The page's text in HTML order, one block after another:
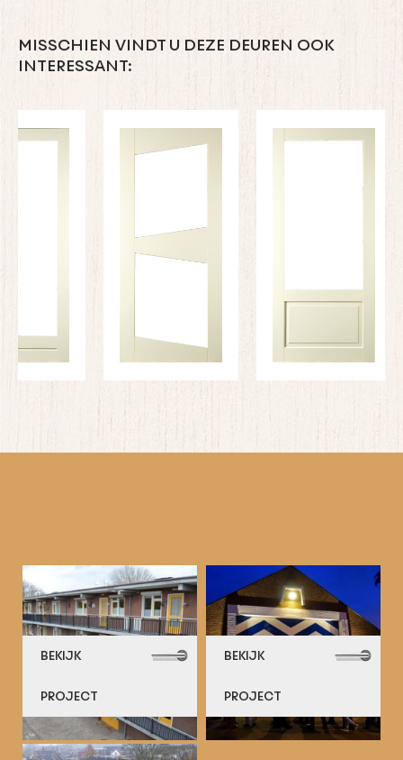
MISSCHIEN VINDT U DEZE DEUREN OOK
INTERESSANT:
BEKIJK
PROJECT
BEKIJK
PROJECT